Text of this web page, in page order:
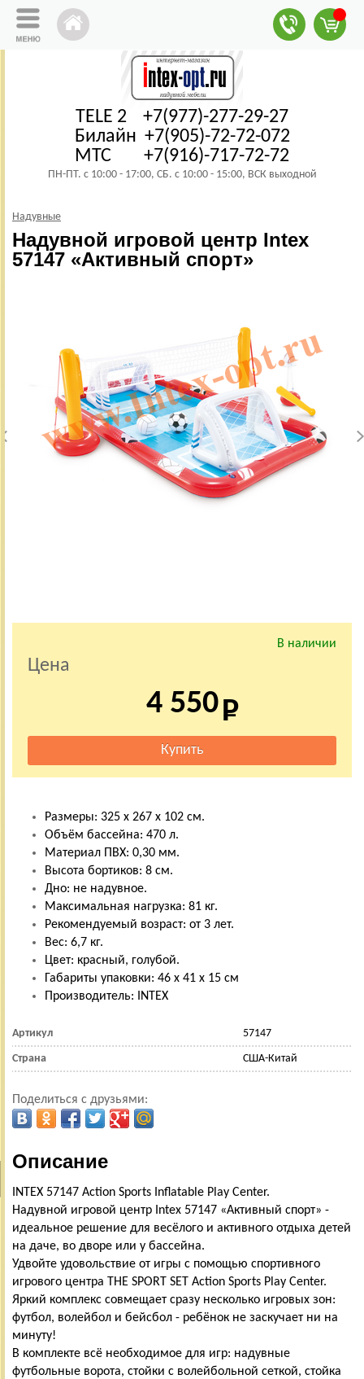
TELE 2 +7(977)-277-29-27
Билайн +7(905)-72-72-072
МТС +7(916)-717-72-72
ПН-ПТ. с 10:00 - 17:00, СБ. с 10:00 - 15:00, ВСК выходной
Надувные
Надувной игровой центр Intex
57147 «Активный спорт»
В наличии
Цена
4 550
Размеры: 325 х 267 х 102 см.
Объём бассейна: 470 л.
Материал ПВХ: 0,30 мм.
Высота бортиков: 8 см.
Дно: не надувное.
Максимальная нагрузка: 81 кг.
Рекомендуемый возраст: от 3 лет.
Вес: 6,7 кг.
Цвет: красный, голубой.
Габариты упаковки: 46 х 41 х 15 см
Производитель: INTEX
Артикул 57147
Страна США-Китай
Поделиться с друзьями:
Описание
INTEX 57147 Action Sports Inflatable Play Center.
Надувной игровой центр Intex 57147 «Активный спорт» -
идеальное решение для весёлого и активного отдыха детей
на даче, во дворе или у бассейна.
Удвойте удовольствие от игры с помощью спортивного
игрового центра THE SPORT SET Action Sports Play Center.
Яркий комплекс совмещает сразу несколько игровых зон:
футбол, волейбол и бейсбол - ребёнок не заскучает ни на
минуту!
В комплекте всё необходимое для игр: надувные
футбольные ворота, стойки с волейбольной сеткой, стойка